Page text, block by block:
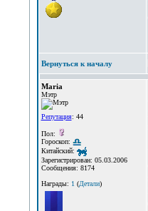
Вернуться к началу
Maria
Мэтр
Репутация: 44
Пол:
Гороскоп:
Китайский:
Зарегистрирован: 05.03.2006
Сообщения: 8174
Награды: 1(Детали)